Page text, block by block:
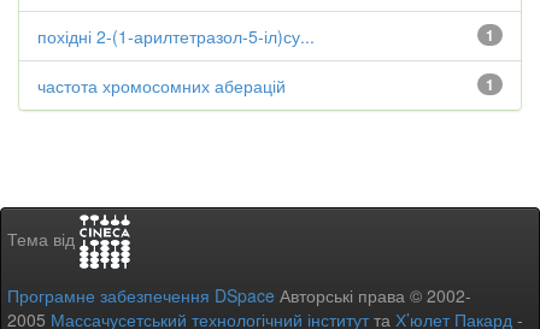
1
похідні 2-(1-арилтетразол-5-іл)су...
1
частота хромосомних аберацій
Тема від
Програмне забезпечення DSpace Авторські права © 2002-
2005 Массачусетський технологічний інститутта Х’юлет Пакард -